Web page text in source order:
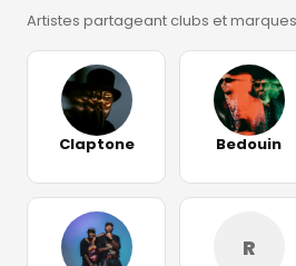
Artistes partageant clubs et
Claptone Bedouin
R